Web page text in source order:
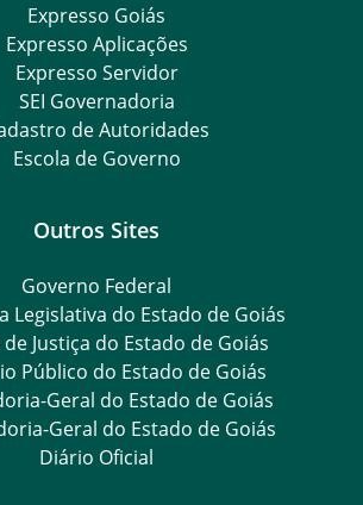
Expresso Goiás
Expresso Aplicações
Expresso Servidor
SEI Governadoria
de Autoridades
Escola de Governo
Outros Sites
Governo Federal
Legislativa do Estado de Goiás
Justiça do Estado de Goiás
Público do Estado de Goiás
Geral do Estado de Goiás
Geral do Estado de Goiás
Diário Oficial